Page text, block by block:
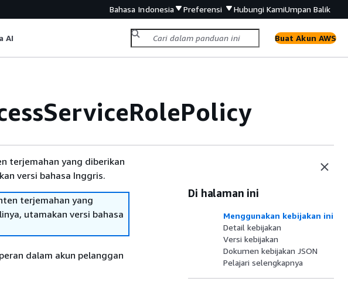
Bahasa Indonesia Preferensi Hubungi KamiUmpan Balik
AI Buat Akun AWS
terjemahan yang diberikan
versi bahasa Inggris.
terjemahan yang
utamakan versi bahasa
dalam akun pelanggan
Di halaman ini
Menggunakan kebijakan ini
Detail kebijakan
Versi kebijakan
Dokumen kebijakan JSON
Pelajari selengkapnya